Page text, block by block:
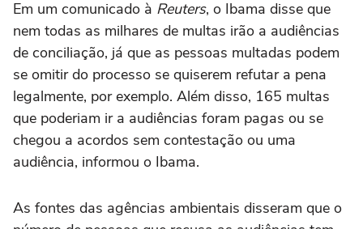
Em um comunicado à Reuters, o Ibama disse que
nem todas as milhares de multas irão a audiências
de conciliação, já que as pessoas multadas podem
se omitir do processo se quiserem refutar a pena
legalmente, por exemplo. Além disso, 165 multas
que poderiam ir a audiências foram pagas ou se
chegou a acordos sem contestação ou uma
audiência, informou o Ibama.
As fontes das agências ambientais disseram que o